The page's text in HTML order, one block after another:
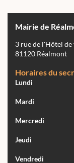
Mairie de
3 rue de l'Hôtel de
81120 Réalmont
Horaires du
Lundi
Mardi
Mercredi
Jeudi
Vendredi